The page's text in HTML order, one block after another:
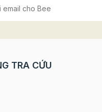
TRA CỨU